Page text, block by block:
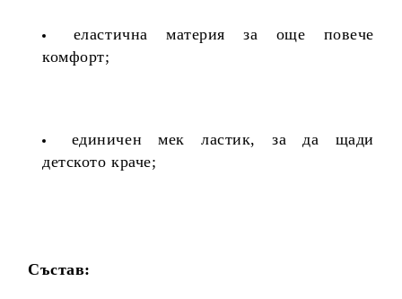
еластична материя за още повече
комфорт;
единичен мек ластик, за да щади
детското краче;
Състав: